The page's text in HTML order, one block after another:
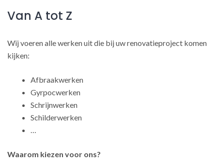
Van A tot Z
Wij voeren alle werken uit die bij uw renovatieproject komen
kijken:
Afbraakwerken
Gyrpocwerken
Schrijnwerken
Schilderwerken
…
Waarom kiezen voor ons?